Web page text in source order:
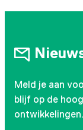
Meld je aan
blijf op de
ontwikkelingen.